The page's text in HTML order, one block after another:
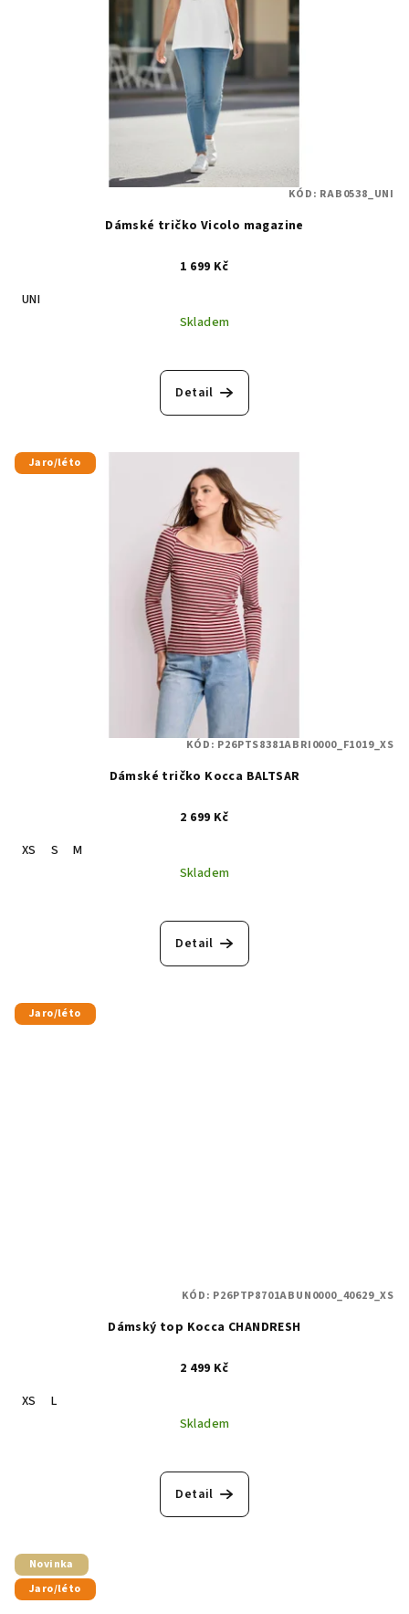
Dámské tričko Vicolo magazine
1 699 Kč
UNI
Skladem
Detail
KÓD: RAB0538_UNI
Jaro/léto
Dámské tričko Kocca BALTSAR
2 699 Kč
XS
S
M
Skladem
Detail
KÓD: P26PTS8381ABRI0000_F1019_XS
Jaro/léto
Dámský top Kocca CHANDRESH
2 499 Kč
XS
L
Skladem
Detail
KÓD: P26PTP8701ABUN0000_40629_XS
Novinka
Jaro/léto